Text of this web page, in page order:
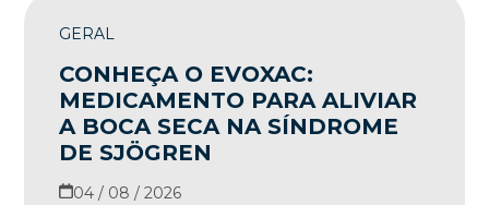
GERAL
CONHEÇA O EVOXAC:
MEDICAMENTO PARA ALIVIAR
A BOCA SECA NA SÍNDROME
DE SJÖGREN
04 / 08 / 2026